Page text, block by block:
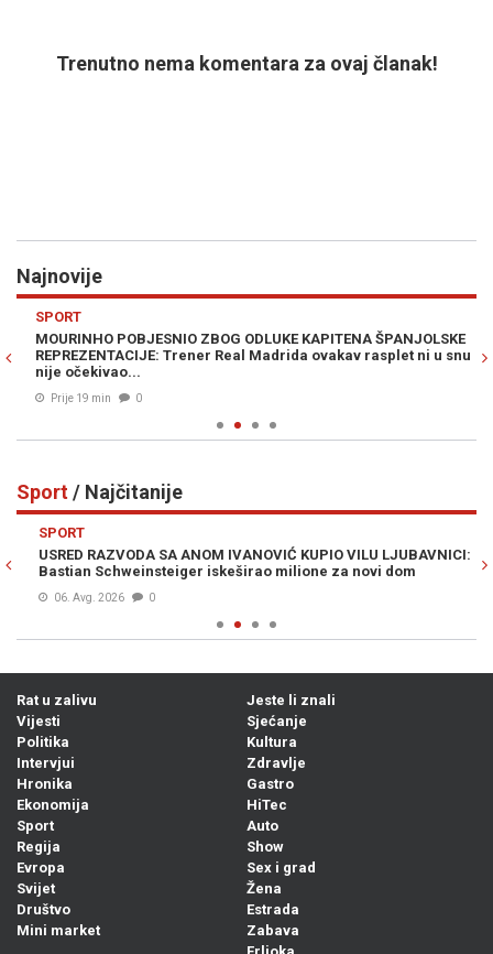
Trenutno nema komentara za ovaj članak!
Najnovije
SPORT
MOURINHO POBJESNIO ZBOG ODLUKE KAPITENA ŠPANJOLSKE
REPREZENTACIJE: Trener Real Madrida ovakav rasplet ni u snu
nije očekivao...
Prije 19 min 0
Sport/ Najčitanije
SPORT
USRED RAZVODA SA ANOM IVANOVIĆ KUPIO VILU LJUBAVNICI:
Bastian Schweinsteiger iskeširao milione za novi dom
06. Avg. 2026 0
Rat u zalivu
Vijesti
Politika
Intervjui
Hronika
Ekonomija
Sport
Regija
Evropa
Svijet
Društvo
Mini market
Jeste li znali
Sjećanje
Kultura
Zdravlje
Gastro
HiTec
Auto
Show
Sex i grad
Žena
Estrada
Zabava